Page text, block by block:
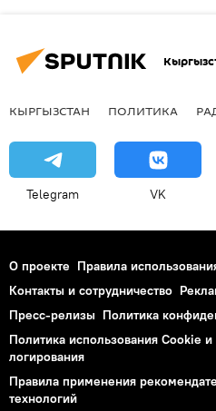
КЫРГЫЗСТАН ПОЛИТИКА
Telegram VK
О проекте Правила
Контакты и сотрудничество
Пресс-релизы Политика
Политика использования Cookie и
логирования
Правила применения
технологий